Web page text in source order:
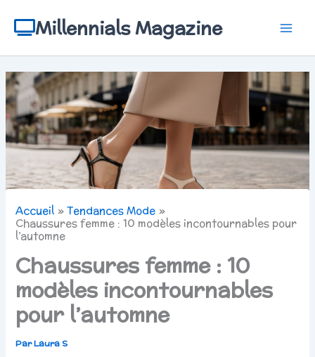
contenuMillennials Magazine
Accueil
Tendances Mode
Chaussures femme : 10 modèles incontournables pour
l’automne
Chaussures femme : 10
modèles incontournables
pour l’automne
ParLaura S